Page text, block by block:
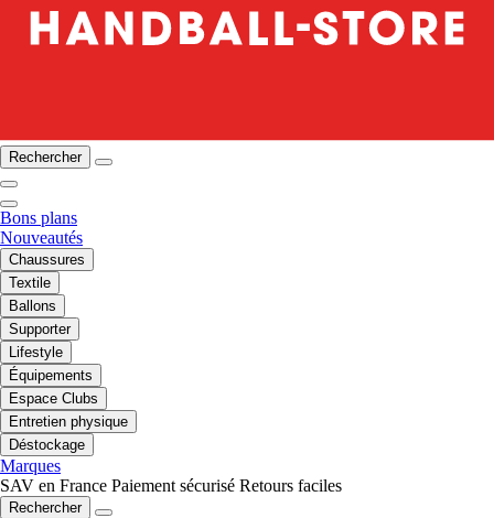
Rechercher
Bons plans
Nouveautés
Chaussures
Textile
Ballons
Supporter
Lifestyle
Équipements
Espace Clubs
Entretien physique
Déstockage
Marques
SAV en France Paiement sécurisé Retours faciles
Rechercher